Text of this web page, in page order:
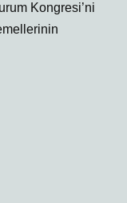
Kongresi’ni